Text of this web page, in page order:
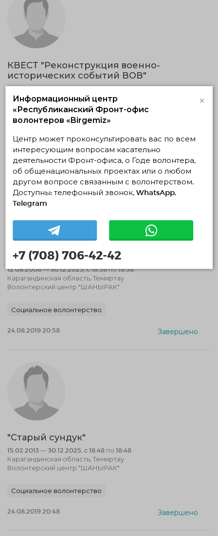
КВЕСТ "Реконструкция военно-
исторических событий ВОВ"
10.04.2019 — 07.09.2019, c 19:24 по 19:24
Карагандинская область, Караганда
Волонтерский центр "ШАНЫРАК"
24.08.2019 21:24 Завершено
Детские дворовые клубы
12.08.2008 — 30.12.2025, c 18:58 по 18:58
Карагандинская область, Темиртау
Волонтерский центр "ШАНЫРАК"
Социальное волонтерство
24.08.2019 20:58 Завершено
"Старый сундук"
15.02.2013 — 30.12.2025, c 18:48 по 18:48
Карагандинская область, Темиртау
Волонтерский центр "ШАНЫРАК"
Социальное волонтерство
24.08.2019 20:48 Завершено
Информационный центр
«Республиканский Фронт-офис
волонтеров «Birgemiz»
×
Центр может проконсультировать вас по всем
интересующим вопросам касательно
деятельности Фронт-офиса, о Годе волонтера,
об общенациональных проектах или о любом
другом вопросе связанным с волонтерством.
Доступны: телефонный звонок, WhatsApp,
Telegram
+7 (708) 706-42-42